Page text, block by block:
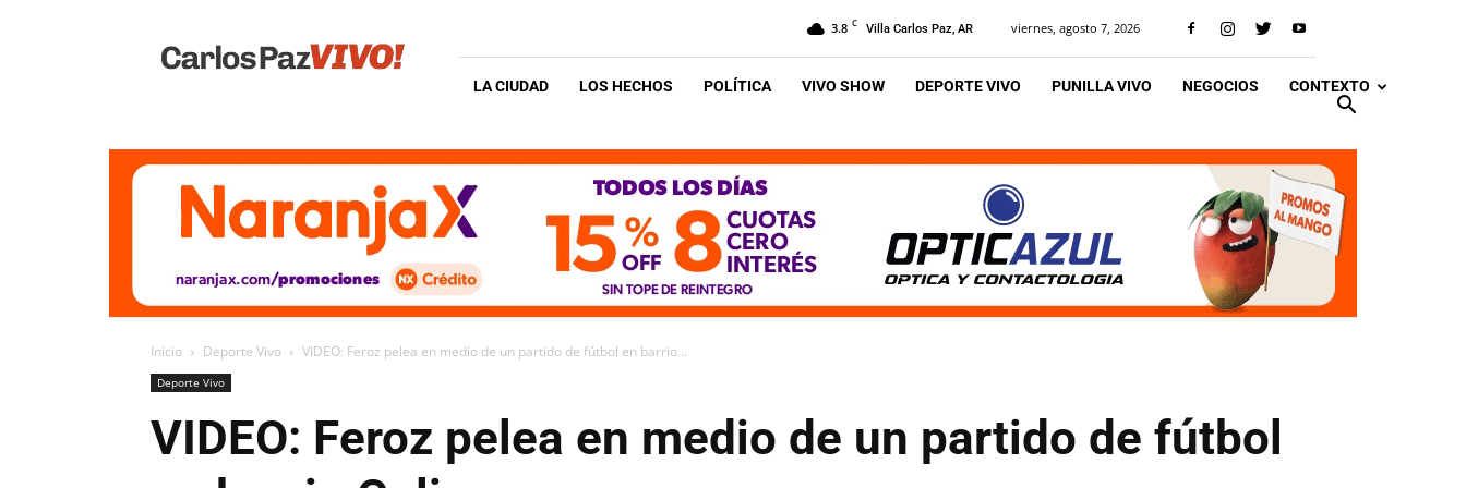
Vivo
3.8 C Villa Carlos Paz, AR viernes, agosto 7, 2026
LA CIUDAD LOS HECHOS POLÍTICA VIVO SHOW DEPORTE VIVO PUNILLA VIVO NEGOCIOS CONTEXTO
Inicio Deporte Vivo VIDEO: Feroz pelea en medio de un partido de fútbol en barrio...
Deporte Vivo
VIDEO: Feroz pelea en medio de un partido de fútbol